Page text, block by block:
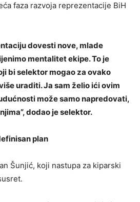
faza razvoja reprezentacije BiH
dovesti nove, mlade
mentalitet ekipe. To je
bi selektor mogao za ovako
uraditi. Ja sam želio ići ovim
može samo napredovati,
dodao je selektor.
plan
Šunjić, koji nastupa za kiparski